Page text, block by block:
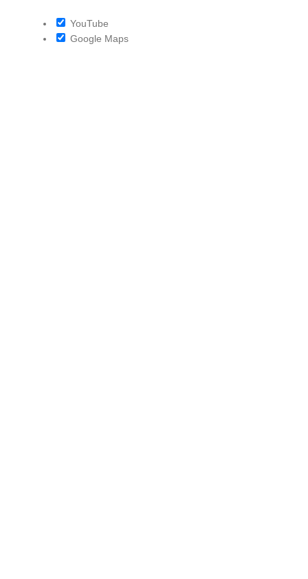
YouTube
Google Maps